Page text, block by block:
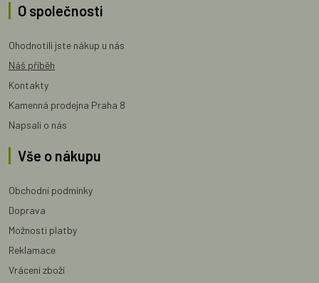
O společnosti
Ohodnotili jste nákup u nás
Náš příběh
Kontakty
Kamenná prodejna Praha 8
Napsali o nás
Vše o nákupu
Obchodní podmínky
Doprava
Možnosti platby
Reklamace
Vrácení zboží